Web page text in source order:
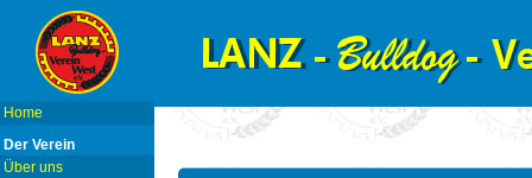
Home
Der Verein
Über uns